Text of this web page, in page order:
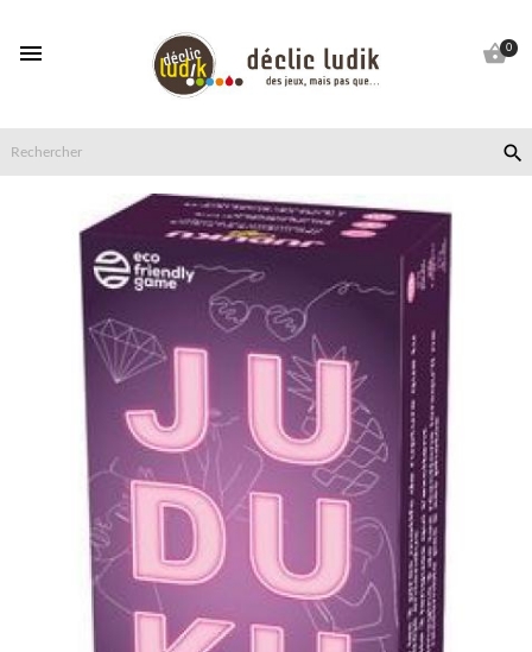
 0
